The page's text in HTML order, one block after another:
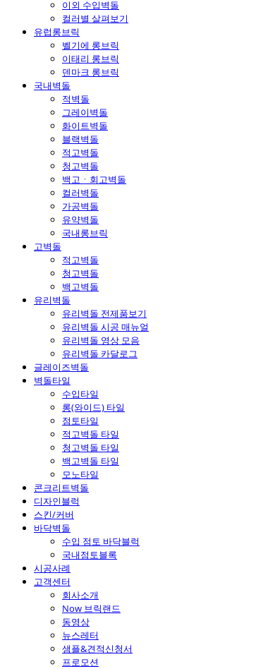
이외 수입벽돌
컬러별 살펴보기
유럽롱브릭
벨기에 롱브릭
이태리 롱브릭
덴마크 롱브릭
국내벽돌
적벽돌
그레이벽돌
화이트벽돌
블랙벽돌
적고벽돌
청고벽돌
백고ㆍ회고벽돌
컬러벽돌
가공벽돌
유약벽돌
국내롱브릭
고벽돌
적고벽돌
청고벽돌
백고벽돌
유리벽돌
유리벽돌 전제품보기
유리벽돌 시공 매뉴얼
유리벽돌 영상 모음
유리벽돌 카달로그
글레이즈벽돌
벽돌타일
수입타일
롱(와이드) 타일
점토타일
적고벽돌 타일
청고벽돌 타일
백고벽돌 타일
모노타일
콘크리트벽돌
디자인블럭
스킨/커버
바닥벽돌
수입 점토 바닥블럭
국내점토블록
시공사례
고객센터
회사소개
Now 브릭랜드
동영상
뉴스레터
샘플&견적신청서
프로모션